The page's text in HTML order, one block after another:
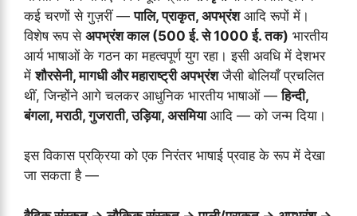
कई चरणों से गुज़रीं —पालि, प्राकृत, अपभ्रंशआदि रूपों में।
विशेष रूप से अपभ्रंश काल (500 ई. से 1000 ई. तक) भारतीय
आर्य भाषाओं के गठन का महत्वपूर्ण युग रहा। इसी अवधि में देशभर
मेंशौरसेनी, मागधी और महाराष्ट्री अपभ्रंशजैसी बोलियाँ प्रचलित
थीं, जिन्होंने आगे चलकर आधुनिक भारतीय भाषाओं —हिन्दी,
बंगला, मराठी, गुजराती, उड़िया, असमियाआदि — को जन्म दिया।
इस विकास प्रक्रिया को एक निरंतर भाषाई प्रवाह के रूप में देखा
जा सकता है —